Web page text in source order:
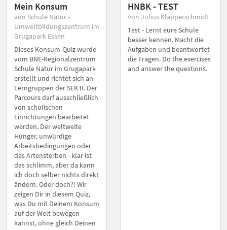
Mein Konsum
von Schule Natur -
Umweltbildungszentrum im
Grugapark Essen
Dieses Konsum-Quiz wurde
vom BNE-Regionalzentrum
Schule Natur im Grugapark
erstellt und richtet sich an
Lerngruppen der SEK II. Der
Parcours darf ausschließlich
von schulischen
Einrichtungen bearbeitet
werden. Der weltweite
Hunger, unwürdige
Arbeitsbedingungen oder
das Artensterben - klar ist
das schlimm, aber da kann
ich doch selber nichts direkt
ändern. Oder doch?! Wir
zeigen Dir in diesem Quiz,
was Du mit Deinem Konsum
auf der Welt bewegen
kannst, ohne gleich Deinen
HNBK - TEST
von Julius Klapperschmidt
Test - Lernt eure Schule
besser kennen. Macht die
Aufgaben und beantwortet
die Fragen. Do the exercises
and answer the questions.